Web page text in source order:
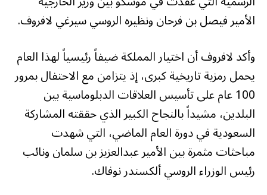
الأمير فيصل بن فرحان ونظيره الروسي سيرغي لافروف.
وأكد لافروف أن اختيار المملكة ضيفاً رئيسياً لهذا العام
يحمل رمزية تاريخية كبرى، إذ يتزامن مع الاحتفال بمرور
100 عام على تأسيس العلاقات الدبلوماسية بين
البلدين، مشيداً بالنجاح الكبير الذي حققته المشاركة
السعودية في دورة العام الماضي، التي شهدت
مباحثات مثمرة بين الأمير عبدالعزيز بن سلمان ونائب
رئيس الوزراء الروسي ألكسندر نوفاك.